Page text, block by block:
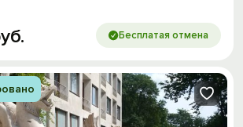
Бесплатая отмена